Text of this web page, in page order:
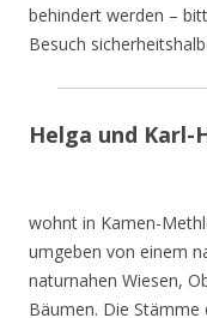
behindert werden –
Besuch
Helga und Karl-
wohnt in Kamen-
umgeben von einem
naturnahen Wiesen,
Bäumen. Die